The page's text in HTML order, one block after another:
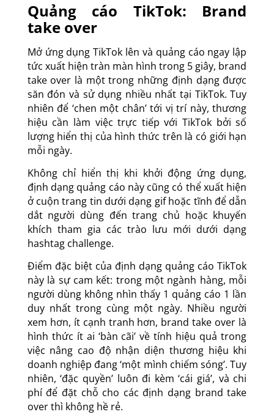
Quảng cáo TikTok: Brand
take over
Mở ứng dụng TikTok lên và quảng cáo ngay lập
tức xuất hiện tràn màn hình trong 5 giây, brand
take over là một trong những định dạng được
săn đón và sử dụng nhiều nhất tại TikTok. Tuy
nhiên để ‘chen một chân’ tới vị trí này, thương
hiệu cần làm việc trực tiếp với TikTok bởi số
lượng hiển thị của hình thức trên là có giới hạn
mỗi ngày.
Không chỉ hiển thị khi khởi động ứng dụng,
định dạng quảng cáo này cũng có thể xuất hiện
ở cuộn trang tin dưới dạng gif hoặc tĩnh để dẫn
dắt người dùng đến trang chủ hoặc khuyến
khích tham gia các trào lưu mới dưới dạng
hashtag challenge.
Điểm đặc biệt của định dạng quảng cáo TikTok
này là sự cam kết: trong một ngành hàng, mỗi
người dùng không nhìn thấy 1 quảng cáo 1 lần
duy nhất trong cùng một ngày. Nhiều người
xem hơn, ít cạnh tranh hơn, brand take over là
hình thức ít ai ‘bàn cãi’ về tính hiệu quả trong
việc nâng cao độ nhận diện thương hiệu khi
doanh nghiệp đang ‘một mình chiếm sóng’. Tuy
nhiên, ‘đặc quyền’ luôn đi kèm ‘cái giá’, và chi
phí để đặt chỗ cho các định dạng brand take
over thì không hề rẻ.